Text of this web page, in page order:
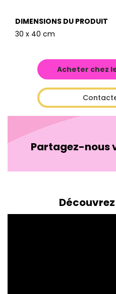
DIMENSIONS DU PRODUIT
30 x 40 cm
Acheter chez
Partagez-nous